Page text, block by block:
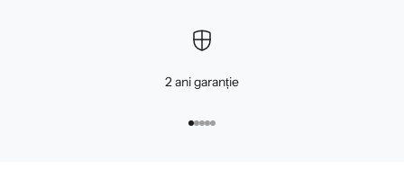
2 ani garanție
Mergi la articolul 1
Mergi la articolul 2
Mergi la articolul 3
Mergi la articolul 4
Mergi la articolul 5